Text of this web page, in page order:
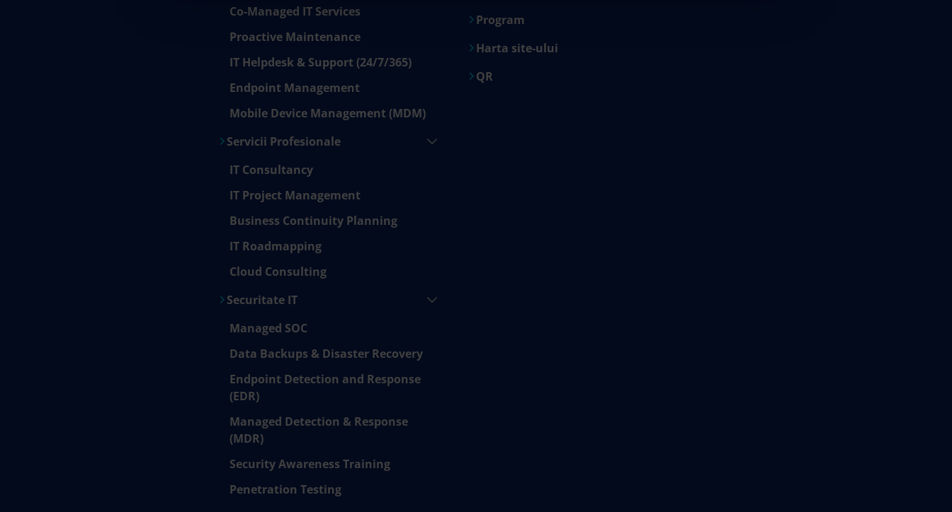
Co-Managed IT Services
Proactive Maintenance
IT Helpdesk & Support (24/7/365)
Endpoint Management
Mobile Device Management (MDM)
Servicii Profesionale
IT Consultancy
IT Project Management
Business Continuity Planning
IT Roadmapping
Cloud Consulting
Securitate IT
Managed SOC
Data Backups & Disaster Recovery
Endpoint Detection and Response
(EDR)
Managed Detection & Response
(MDR)
Security Awareness Training
Penetration Testing
Program
Harta site-ului
QR